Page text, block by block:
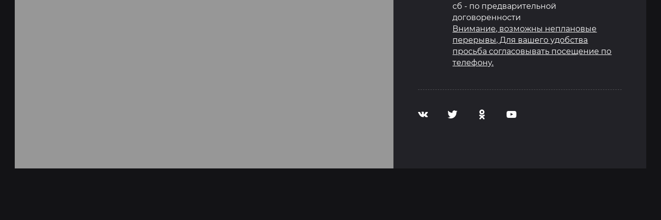
сб - по предварительной
договоренности
Внимание, возможны неплановые
перерывы, Для вашего удобства
просьба согласовывать посещение по
телефону.